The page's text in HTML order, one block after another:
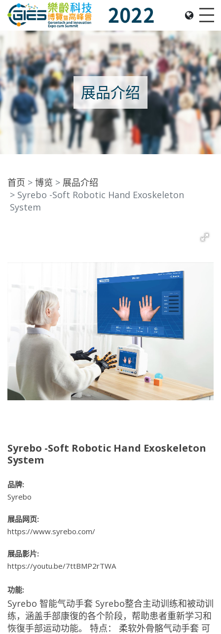
Date: Expo: 2-5 Nov 2022, Venue: Hall 1A-C, HKCEC
展品介绍
首页 博览
展品介绍
Syrebo -Soft Robotic Hand Exoskeleton
System
Syrebo -Soft Robotic Hand Exoskeleton
System
品牌:
Syrebo
展品网页:
https://www.syrebo.com/
展品影片:
https://youtu.be/7ttBMP2rTWA
功能:
Syrebo 智能气动手套 Syrebo整合主动训练和被动训
练，涵盖手部康復的各个阶段，帮助患者重新学习和
恢復手部运动功能。 特点： 柔软外骨骼气动手套 可